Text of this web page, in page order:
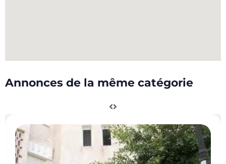
Annonces de la même catégorie